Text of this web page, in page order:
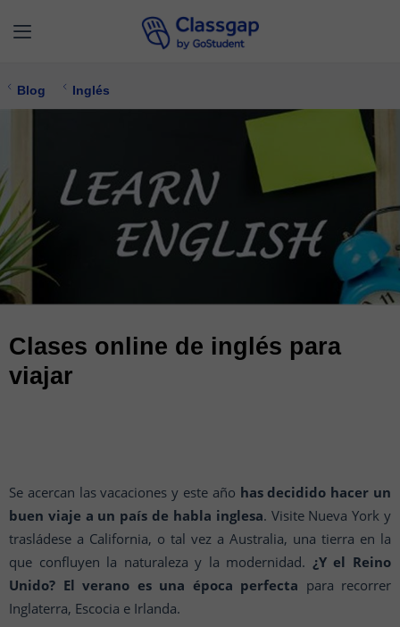
Blog Inglés
Clases online de inglés para
viajar
Se acercan las vacaciones y este año has decidido hacer un
buen viaje a un país de habla inglesa. Visite Nueva York y
trasládese a California, o tal vez a Australia, una tierra en la
que confluyen la naturaleza y la modernidad. ¿Y el Reino
Unido? El verano es una época perfecta para recorrer
Inglaterra, Escocia e Irlanda.